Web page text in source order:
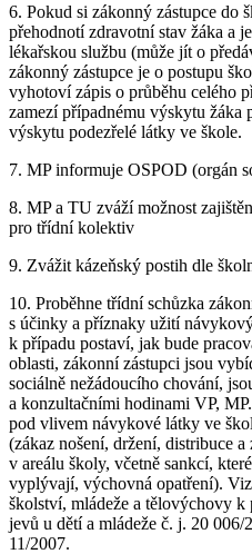
6. Pokud si zákonný zástupce do
přehodnotí zdravotní stav žáka a
lékařskou službu (může jít o
zákonný zástupce je o postupu
vyhotoví zápis o průběhu celého
zamezí případnému výskytu žáka
výskytu podezřelé látky ve škole.
7. MP informuje OSPOD (orgán
8. MP a TU zváží možnost
pro třídní kolektiv
9. Zvážit kázeňský postih dle
10. Proběhne třídní schůzka
s účinky a příznaky užití
k případu postaví, jak bude
oblasti, zákonní zástupci jsou
sociálně nežádoucího chování,
a konzultačními hodinami VP,
pod vlivem návykové látky ve
(zákaz nošení, držení, distribuce
v areálu školy, včetně sankcí,
vyplývají, výchovná opatření).
školství, mládeže a tělovýchovy
jevů u dětí a mládeže č. j. 20
11/2007.